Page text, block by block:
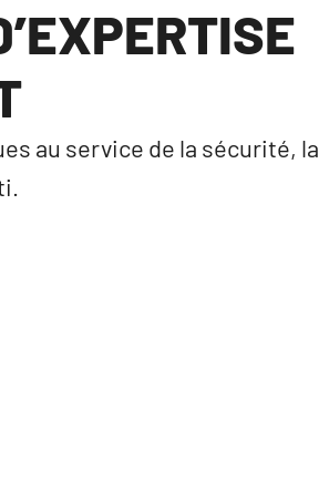
au service de la sécurité, la